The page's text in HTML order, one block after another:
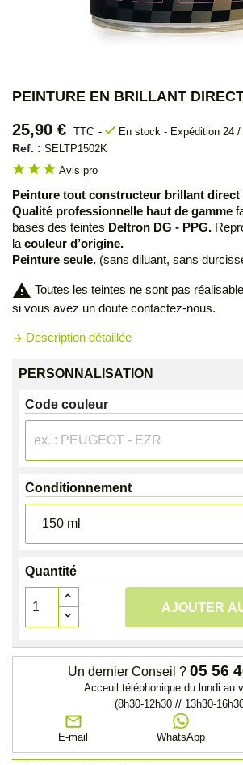
PEINTURE EN BRILLANT
25,90 € TTC check En stock - Expédition 24 /
Ref. : SELTP1502K
star star star Avis pro
Peinture tout constructeur brillant direct
Qualité professionnelle haut de gamme
bases des teintes Deltron DG - PPG.
la couleur d’origine.
Peinture seule. (sans diluant, sans
warning Toutes les teintes ne sont pas
si vous avez un doute contactez-nous.
arrow_forward Description détaillée
PERSONNALISATION
Code couleur
Conditionnement
Quantité
AJOUTER
Un dernier Conseil ? 05 56
Acceuil téléphonique du lundi au
(8h30-12h30 // 13h30-
E-mail WhatsApp